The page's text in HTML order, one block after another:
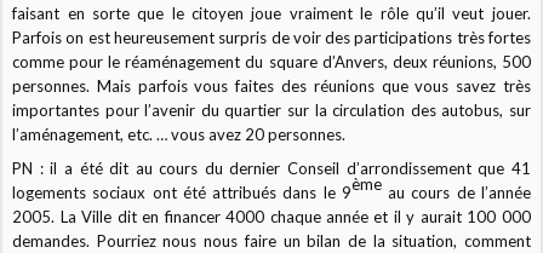
faisant en sorte que le citoyen joue vraiment le rôle qu’il veut jouer.
Parfois on est heureusement surpris de voir des participations très fortes
comme pour le réaménagement du square d’Anvers, deux réunions, 500
personnes. Mais parfois vous faites des réunions que vous savez très
importantes pour l’avenir du quartier sur la circulation des autobus, sur
l’aménagement, etc. … vous avez 20 personnes.
PN : il a été dit au cours du dernier Conseil d’arrondissement que 41
logements sociaux ont été attribués dans le 9èmeau cours de l’année
2005. La Ville dit en financer 4000 chaque année et il y aurait 100 000
demandes. Pourriez nous nous faire un bilan de la situation, comment